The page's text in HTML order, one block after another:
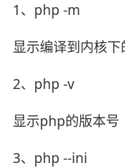
1、php -m
显示编译到内核下
2、php -v
显示php的版本号
3、php --ini